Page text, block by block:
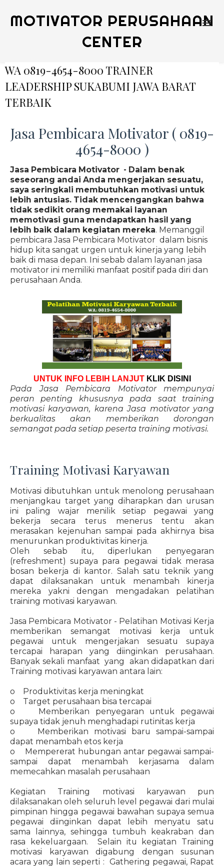
MOTIVATOR PERUSAHAAN
CENTER
WA 0819-4654-8000 TRAINER
LEADERSHIP SUKABUMI JAWA BARAT
TERBAIK
Jasa Pembicara Motivator ( 0819-
4654-8000 )
Jasa Pembicara Motivator - Dalam benak
seseorang andai Anda mengerjakan sesuatu,
saya seringkali membutuhkan motivasi untuk
lebih antusias. Tidak mencengangkan bahwa
tidak sedikit orang memakai layanan
memotivasi guna mendapatkan hasil yang
lebih baik dalam kegiatan mereka. Memanggil
pembicara Jasa Pembicara Motivator dalam bisnis
hidup kita sangat urgen untuk kinerja yang lebih
baik di masa depan. Ini sebab dalam layanan jasa
motivator ini memiliki manfaat positif pada diri dan
perusahaan Anda.
UNTUK INFO LEBIH LANJUT KLIK DISINI
Pada Jasa Pembicara Motivator mempunyai
peran penting khususnya pada saat training
motivasi karyawan, karena Jasa motivator yang
berkualitas akan memberikan dorongan
semangat pada setiap peserta training motivasi.
Training Motivasi Karyawan
Motivasi dibutuhkan untuk menolong perusahaan
menjangkau target yang diharapkan dan urusan
ini paling wajar menilik setiap pegawai yang
bekerja secara terus menerus tentu akan
merasakan kejenuhan sampai pada akhirnya bisa
menurunkan produktivitas kinerja.
Oleh sebab itu, diperlukan penyegaran
(refreshment) supaya para pegawai tidak merasa
bosan bekerja di kantor. Salah satu teknik yang
dapat dilaksanakan untuk menambah kinerja
mereka yakni dengan mengadakan pelatihan
training motivasi karyawan.
Jasa Pembicara Motivator - Pelatihan Motivasi Kerja
memberikan semangat motivasi kerja untuk
pegawai untuk mengerjakan sesuatu supaya
tercapai harapan yang diinginkan perusahaan.
Banyak sekali manfaat yang akan didapatkan dari
Training motivasi karyawan antara lain:
o Produktivitas kerja meningkat
o Target perusahaan bisa tercapai
o Memberikan penyegaran untuk pegawai
supaya tidak jenuh menghadapi rutinitas kerja
o Memberikan motivasi baru sampai-sampai
dapat menambah etos kerja
o Mempererat hubungan antar pegawai sampai-
sampai dapat menambah kerjasama dalam
memecahkan masalah perusahaan
Kegiatan Training motivasi karyawan pun
dilaksanakan oleh seluruh level pegawai dari mulai
pimpinan hingga pegawai bawahan supaya semua
pegawai diinginkan dapat lebih menyatu satu
sama lainnya, sehingga tumbuh keakraban dan
rasa kekeluargaan. Selain itu kegiatan Training
motivasi karyawan digabung dengan susunan
acara yang lain seperti : Gathering pegawai, Rapat